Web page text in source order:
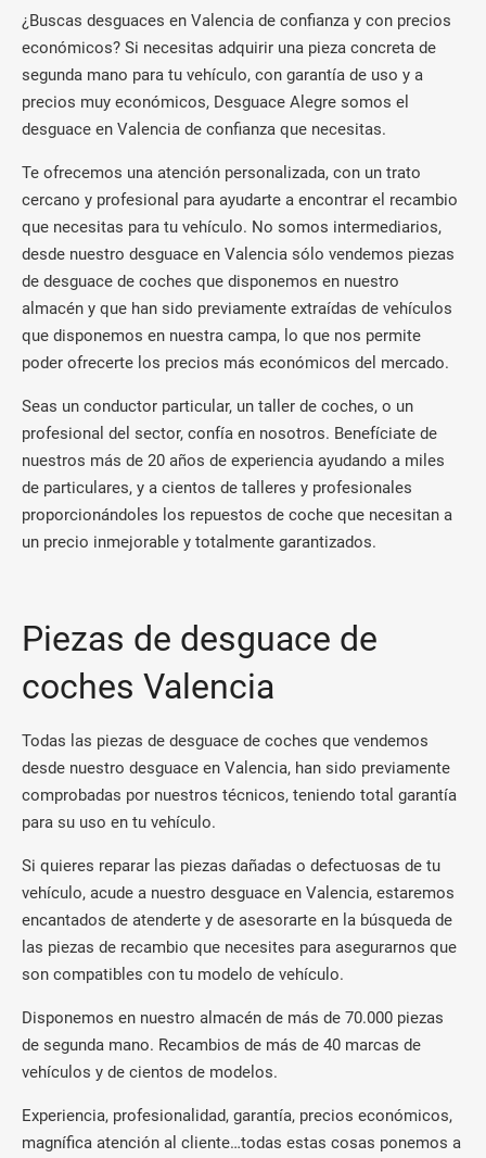
¿Buscas desguaces en Valencia de confianza y con precios
económicos? Si necesitas adquirir una pieza concreta de
segunda mano para tu vehículo, con garantía de uso y a
precios muy económicos, Desguace Alegre somos el
desguace en Valencia de confianza que necesitas.
Te ofrecemos una atención personalizada, con un trato
cercano y profesional para ayudarte a encontrar el recambio
que necesitas para tu vehículo. No somos intermediarios,
desde nuestro desguace en Valencia sólo vendemos piezas
de desguace de coches que disponemos en nuestro
almacén y que han sido previamente extraídas de vehículos
que disponemos en nuestra campa, lo que nos permite
poder ofrecerte los precios más económicos del mercado.
Seas un conductor particular, un taller de coches, o un
profesional del sector, confía en nosotros. Benefíciate de
nuestros más de 20 años de experiencia ayudando a miles
de particulares, y a cientos de talleres y profesionales
proporcionándoles los repuestos de coche que necesitan a
un precio inmejorable y totalmente garantizados.
Piezas de desguace de
coches Valencia
Todas las piezas de desguace de coches que vendemos
desde nuestro desguace en Valencia, han sido previamente
comprobadas por nuestros técnicos, teniendo total garantía
para su uso en tu vehículo.
Si quieres reparar las piezas dañadas o defectuosas de tu
vehículo, acude a nuestro desguace en Valencia, estaremos
encantados de atenderte y de asesorarte en la búsqueda de
las piezas de recambio que necesites para asegurarnos que
son compatibles con tu modelo de vehículo.
Disponemos en nuestro almacén de más de 70.000 piezas
de segunda mano. Recambios de más de 40 marcas de
vehículos y de cientos de modelos.
Experiencia, profesionalidad, garantía, precios económicos,
magnífica atención al cliente…todas estas cosas ponemos a